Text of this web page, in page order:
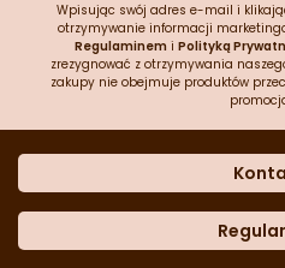
Wpisując swój adres e-mail i
otrzymywanie informacji
Regulaminem i Polityką
zrezygnować z otrzymywania
zakupy nie obejmuje produktów
Dane
Często